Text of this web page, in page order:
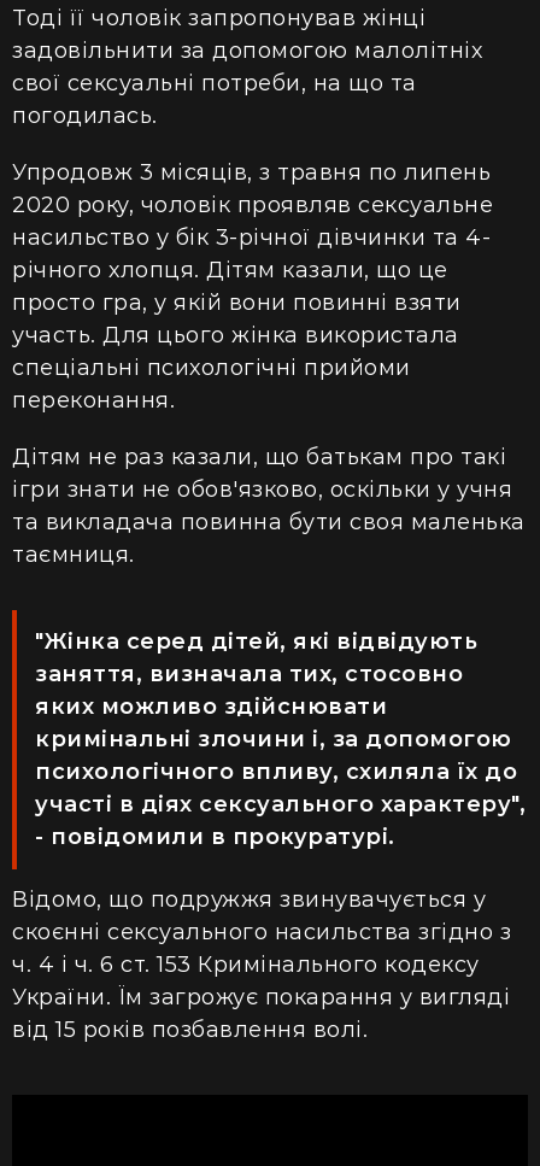
Тоді її чоловік запропонував жінці
задовільнити за допомогою малолітніх
свої сексуальні потреби, на що та
погодилась.
Упродовж 3 місяців, з травня по липень
2020 року, чоловік проявляв сексуальне
насильство у бік 3-річної дівчинки та 4-
річного хлопця. Дітям казали, що це
просто гра, у якій вони повинні взяти
участь. Для цього жінка використала
спеціальні психологічні прийоми
переконання.
Дітям не раз казали, що батькам про такі
ігри знати не обов'язково, оскільки у учня
та викладача повинна бути своя маленька
таємниця.
"Жінка серед дітей, які відвідують
заняття, визначала тих, стосовно
яких можливо здійснювати
кримінальні злочини і, за допомогою
психологічного впливу, схиляла їх до
участі в діях сексуального характеру",
- повідомили в прокуратурі.
Відомо, що подружжя звинувачується у
скоєнні сексуального насильства згідно з
ч. 4 і ч. 6 ст. 153 Кримінального кодексу
України. Їм загрожує покарання у вигляді
від 15 років позбавлення волі.